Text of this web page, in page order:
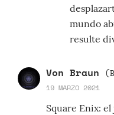
mundo
resulte
Von Braun
19 MARZO 2021
Square Enix: